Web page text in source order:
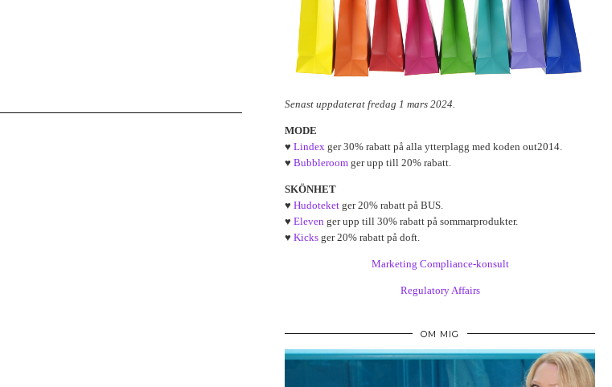
Senast uppdaterat fredag 1 mars 2024.
MODE
♥ Lindex ger 30% rabatt på alla ytterplagg med koden out2014.
♥ Bubbleroom ger upp till 20% rabatt.
SKÖNHET
♥ Hudoteket ger 20% rabatt på BUS.
♥ Eleven ger upp till 30% rabatt på sommarprodukter.
♥ Kicks ger 20% rabatt på doft.
Marketing Compliance-konsult
Regulatory Affairs
OM MIG